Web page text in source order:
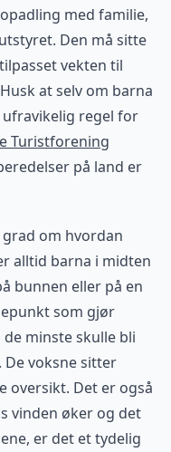
med familie,
Den må sitte
vekten til
at selv om barna
ufravikelig regel for
Turistforening
på land er
om hvordan
alltid barna i midten
bunnen eller på en
som gjør
minste skulle bli
De voksne sitter
oversikt. Det er også
vinden øker og det
er det et tydelig